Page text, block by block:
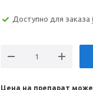
Доступно для заказа
Цена на препарат